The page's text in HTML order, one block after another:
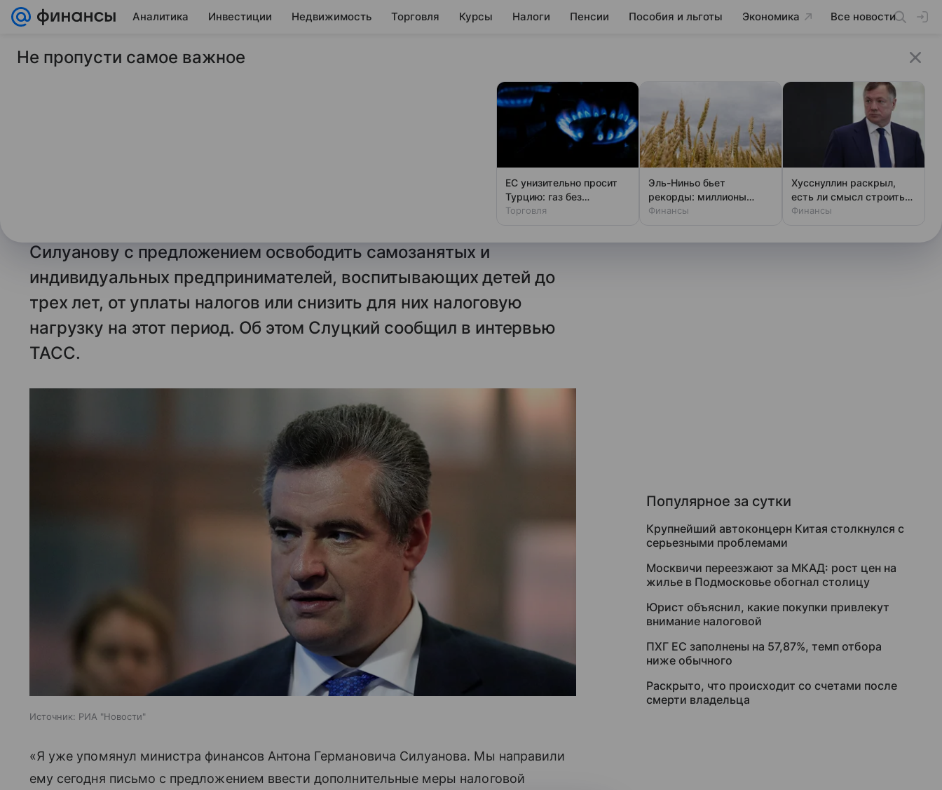
Аналитика Инвестиции Недвижимость Торговля Курсы Налоги Пенсии Пособия и льготы Экономика Все новости
26 декабря 2025 ТАСС
самозанятых родителей с детьми до
МОСКВА, 26 декабря. /ТАСС/. Председатель ЛДПР Леонид
Силуанову с предложением освободить самозанятых и
индивидуальных предпринимателей, воспитывающих детей до
трех лет, от уплаты налогов или снизить для них налоговую
нагрузку на этот период. Об этом Слуцкий сообщил в интервью
ТАСС.
Источник: РИА "Новости"
«Я уже упомянул министра финансов Антона Германовича Силуанова. Мы направили
ему сегодня письмо с предложением ввести дополнительные меры налоговой
Популярное за сутки
Крупнейший автоконцерн Китая столкнулся с
серьезными проблемами
Москвичи переезжают за МКАД: рост цен на
жилье в Подмосковье обогнал столицу
Юрист объяснил, какие покупки привлекут
внимание налоговой
ПХГ ЕС заполнены на 57,87%, темп отбора
ниже обычного
Раскрыто, что происходит со счетами после
смерти владельца
Не пропусти самое важное
ЕС унизительно просит
Турцию: газ без
российского следа
Торговля
Эль-Ниньо бьет
рекорды: миллионы
людей останутся без
Финансы
Хусснуллин раскрыл,
есть ли смысл строить
тоннель на Аляску
Финансы